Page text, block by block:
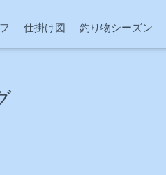
仕掛け図 釣り物シーズン